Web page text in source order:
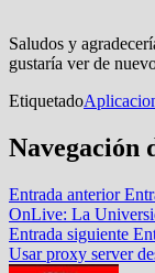
Saludos y
gustaría ver de
Etiquetado
Navegación
Entrada anterior
OnLive: La
Entrada siguiente
Usar proxy server